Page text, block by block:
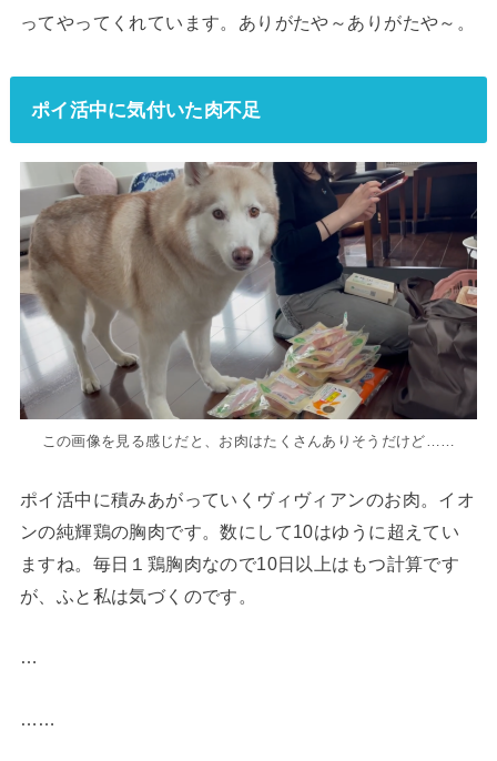
ってやってくれています。ありがたや～ありがたや～。
ポイ活中に気付いた肉不足
この画像を見る感じだと、お肉はたくさんありそうだけど……
ポイ活中に積みあがっていくヴィヴィアンのお肉。イオ
ンの純輝鶏の胸肉です。数にして10はゆうに超えてい
ますね。毎日１鶏胸肉なので10日以上はもつ計算です
が、ふと私は気づくのです。
…
……